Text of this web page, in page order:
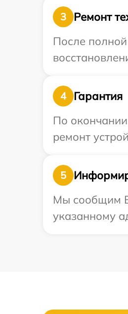
3
Ремонт
После
4
Гарантия
По
ремонт
5
Мы сообщим
указанному